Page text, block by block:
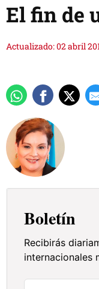
El fin de
Actualizado: 02 abril
Boletín
Recibirás
internacionales